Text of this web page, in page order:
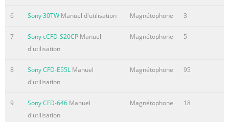
TABLE OF FIGURES Figure 1: Top and Bottom Panel Label
Placement ....................2 Figure 2: Side and Back Panel
Label Placement......................3 Figure 3: Standard
Reflector .....................................................5 Figure 4: One
Two Side Reflectors ...................................................6
Figure 6: 45° Tilt Reflector
6 Sony 30TW Manuel d'utilisation Magnétophone 3
7 Sony cCFD-S20CP Manuel
d'utilisation
Magnétophone 5
8 Sony CFD-E55L Manuel
d'utilisation
Magnétophone 95
9 Sony CFD-646 Manuel
d'utilisation
Magnétophone 18